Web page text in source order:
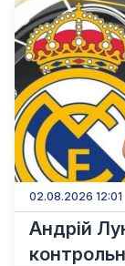
02.08.2026 12:01
Андрій